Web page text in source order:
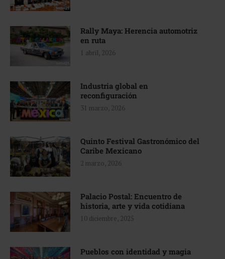
Rally Maya: Herencia automotriz
en ruta
1 abril, 2026
Industria global en
reconfiguración
31 marzo, 2026
Quinto Festival Gastronómico del
Caribe Mexicano
2 marzo, 2026
Palacio Postal: Encuentro de
historia, arte y vida cotidiana
10 diciembre, 2025
Pueblos con identidad y magia